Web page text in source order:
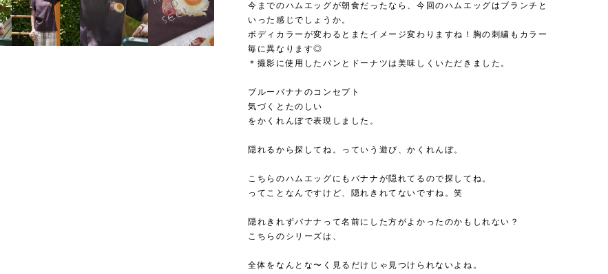
今までのハムエッグが朝食だったなら、今回のハムエッグはブランチと
いった感じでしょうか。
ボディカラーが変わるとまたイメージ変わりますね！胸の刺繍もカラー
毎に異なります◎
＊撮影に使用したパンとドーナツは美味しくいただきました。
ブルーバナナのコンセプト
気づくとたのしい
をかくれんぼで表現しました。
隠れるから探してね。っていう遊び、かくれんぼ。
こちらのハムエッグにもバナナが隠れてるので探してね。
ってことなんですけど、隠れきれてないですね。笑
隠れきれずバナナって名前にした方がよかったのかもしれない？
こちらのシリーズは、
全体をなんとな〜く見るだけじゃ見つけられないよね。